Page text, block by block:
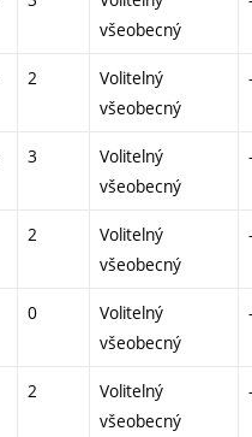
všeobecný
2
Volitelný
všeobecný
-
3
Volitelný
všeobecný
-
2
Volitelný
všeobecný
-
0
Volitelný
všeobecný
-
2
Volitelný
všeobecný
-